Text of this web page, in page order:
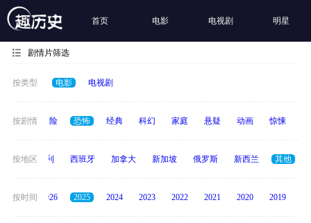
首页 电影 电视剧 明星
剧情片筛选
按类型 电影 电视剧
按剧情
爱情 冒险 恐怖 经典 科幻 家庭 悬疑 动画 惊悚
按地区
度 意大利 西班牙 加拿大 新加坡 俄罗斯 新西兰 其他
按时间
全部 2026 2025 2024 2023 2022 2021 2020 2019